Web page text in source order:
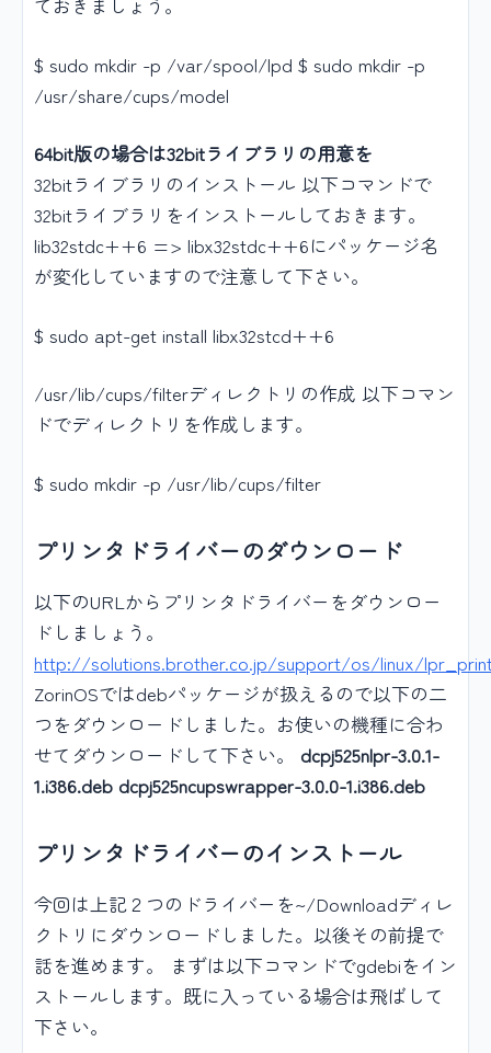
$ sudo mkdir -p /var/spool/lpd $ sudo mkdir -p
/usr/share/cups/model
64bit版の場合は32bitライブラリの用意を
32bitライブラリのインストール 以下コマンドで
32bitライブラリをインストールしておきます。
lib32stdc++6 => libx32stdc++6にパッケージ名
が変化していますので注意して下さい。
$ sudo apt-get install libx32stcd++6
/usr/lib/cups/filterディレクトリの作成 以下コマン
ドでディレクトリを作成します。
$ sudo mkdir -p /usr/lib/cups/filter
プリンタドライバーのダウンロード
以下のURLからプリンタドライバーをダウンロー
ドしましょう。
http://solutions.brother.co.jp/support/os/linux/
ZorinOSではdebパッケージが扱えるので以下の二
つをダウンロードしました。お使いの機種に合わ
せてダウンロードして下さい。 dcpj525nlpr-3.0.1-
1.i386.deb dcpj525ncupswrapper-3.0.0-1.i386.deb
プリンタドライバーのインストール
今回は上記２つのドライバーを~/Downloadディレ
クトリにダウンロードしました。以後その前提で
話を進めます。 まずは以下コマンドでgdebiをイン
ストールします。既に入っている場合は飛ばして
下さい。